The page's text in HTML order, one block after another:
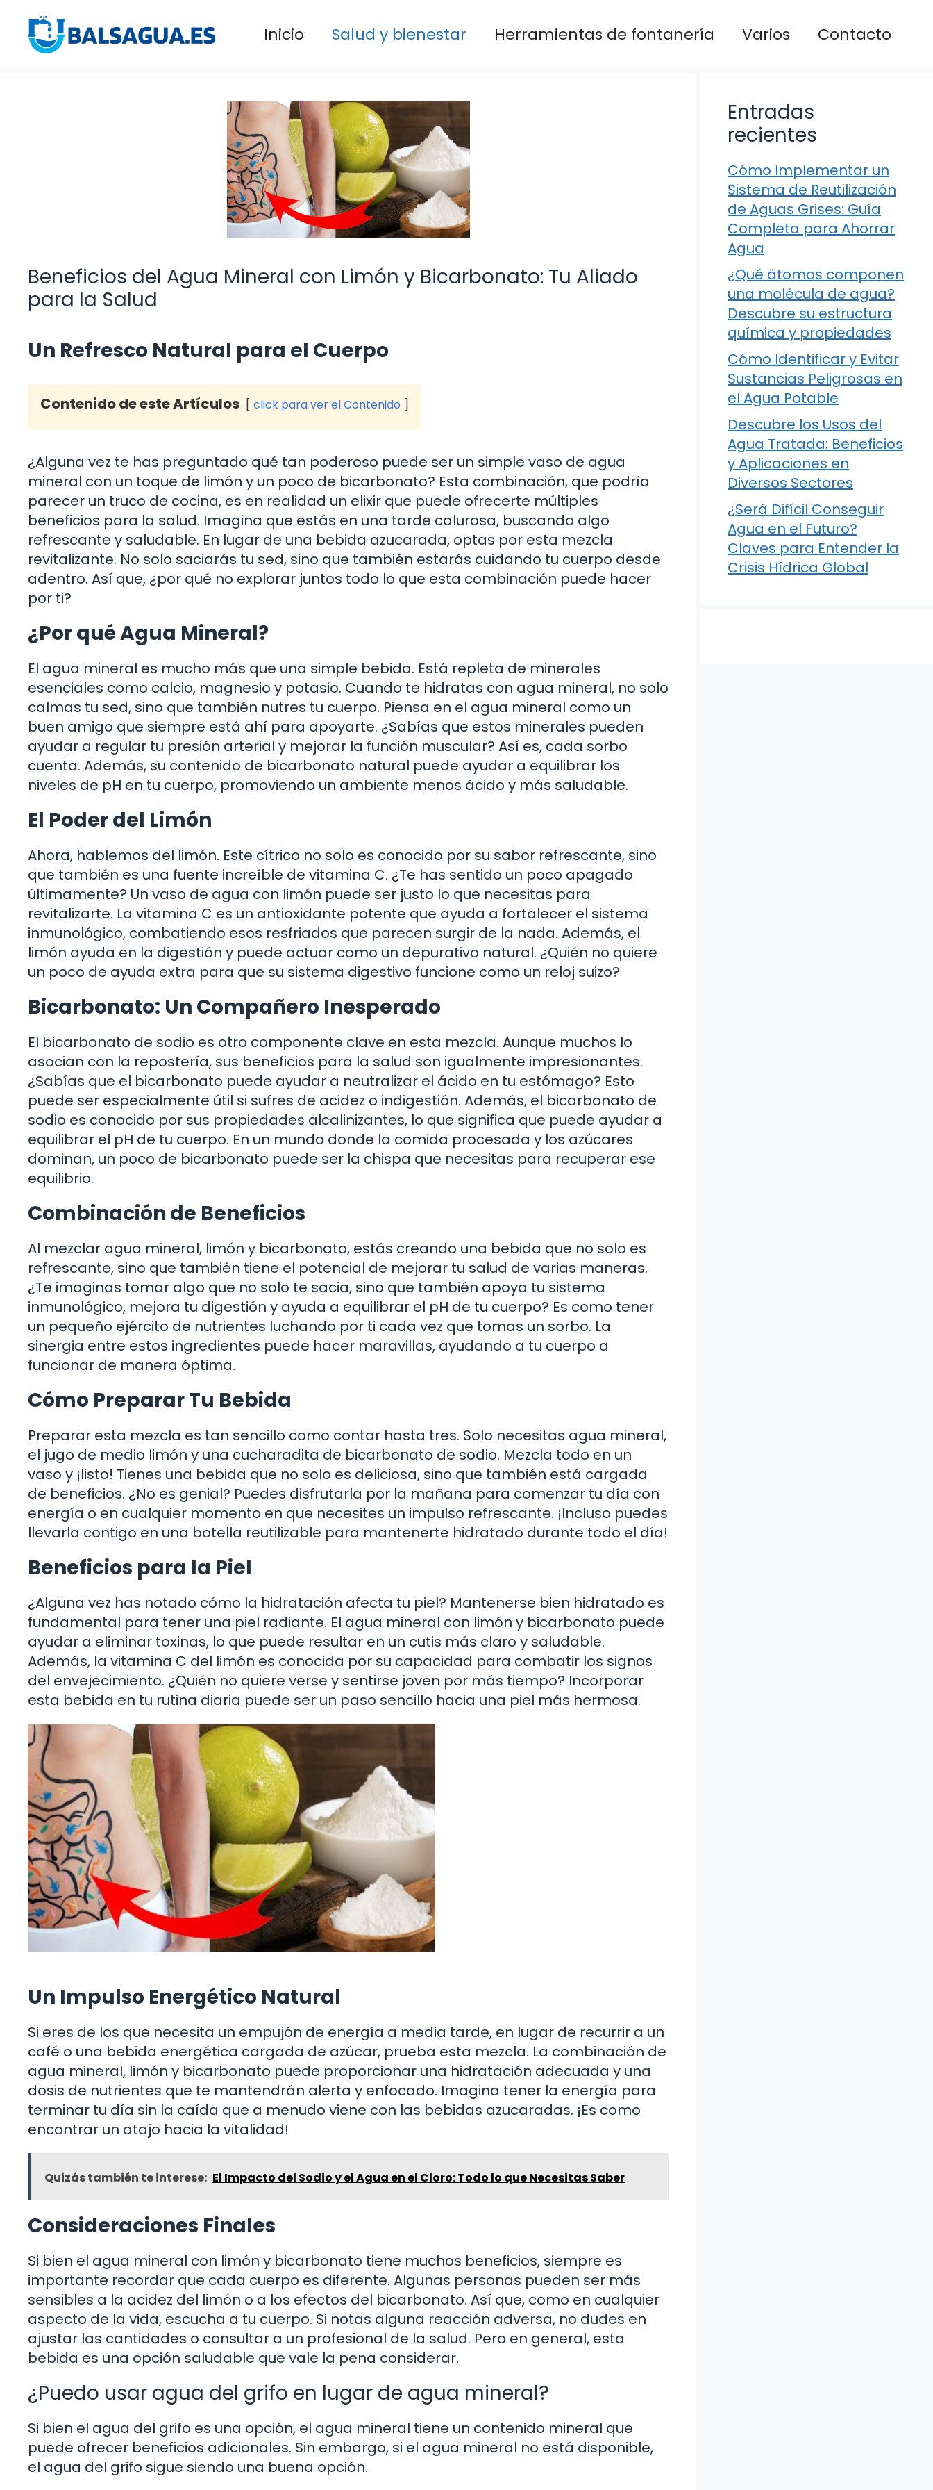
contenido
Inicio Salud y bienestar Herramientas de fontanería Varios Contacto
Beneficios del Agua Mineral con Limón y Bicarbonato: Tu Aliado
para la Salud
Un Refresco Natural para el Cuerpo
Contenido de este Artículos click para ver el Contenido
¿Alguna vez te has preguntado qué tan poderoso puede ser un simple vaso de agua
mineral con un toque de limón y un poco de bicarbonato? Esta combinación, que podría
parecer un truco de cocina, es en realidad un elixir que puede ofrecerte múltiples
beneficios para la salud. Imagina que estás en una tarde calurosa, buscando algo
refrescante y saludable. En lugar de una bebida azucarada, optas por esta mezcla
revitalizante. No solo saciarás tu sed, sino que también estarás cuidando tu cuerpo desde
adentro. Así que, ¿por qué no explorar juntos todo lo que esta combinación puede hacer
por ti?
¿Por qué Agua Mineral?
El agua mineral es mucho más que una simple bebida. Está repleta de minerales
esenciales como calcio, magnesio y potasio. Cuando te hidratas con agua mineral, no solo
calmas tu sed, sino que también nutres tu cuerpo. Piensa en el agua mineral como un
buen amigo que siempre está ahí para apoyarte. ¿Sabías que estos minerales pueden
ayudar a regular tu presión arterial y mejorar la función muscular? Así es, cada sorbo
cuenta. Además, su contenido de bicarbonato natural puede ayudar a equilibrar los
niveles de pH en tu cuerpo, promoviendo un ambiente menos ácido y más saludable.
El Poder del Limón
Ahora, hablemos del limón. Este cítrico no solo es conocido por su sabor refrescante, sino
que también es una fuente increíble de vitamina C. ¿Te has sentido un poco apagado
últimamente? Un vaso de agua con limón puede ser justo lo que necesitas para
revitalizarte. La vitamina C es un antioxidante potente que ayuda a fortalecer el sistema
inmunológico, combatiendo esos resfriados que parecen surgir de la nada. Además, el
limón ayuda en la digestión y puede actuar como un depurativo natural. ¿Quién no quiere
un poco de ayuda extra para que su sistema digestivo funcione como un reloj suizo?
Bicarbonato: Un Compañero Inesperado
El bicarbonato de sodio es otro componente clave en esta mezcla. Aunque muchos lo
asocian con la repostería, sus beneficios para la salud son igualmente impresionantes.
¿Sabías que el bicarbonato puede ayudar a neutralizar el ácido en tu estómago? Esto
puede ser especialmente útil si sufres de acidez o indigestión. Además, el bicarbonato de
sodio es conocido por sus propiedades alcalinizantes, lo que significa que puede ayudar a
equilibrar el pH de tu cuerpo. En un mundo donde la comida procesada y los azúcares
dominan, un poco de bicarbonato puede ser la chispa que necesitas para recuperar ese
equilibrio.
Combinación de Beneficios
Al mezclar agua mineral, limón y bicarbonato, estás creando una bebida que no solo es
refrescante, sino que también tiene el potencial de mejorar tu salud de varias maneras.
¿Te imaginas tomar algo que no solo te sacia, sino que también apoya tu sistema
inmunológico, mejora tu digestión y ayuda a equilibrar el pH de tu cuerpo? Es como tener
un pequeño ejército de nutrientes luchando por ti cada vez que tomas un sorbo. La
sinergia entre estos ingredientes puede hacer maravillas, ayudando a tu cuerpo a
funcionar de manera óptima.
Cómo Preparar Tu Bebida
Preparar esta mezcla es tan sencillo como contar hasta tres. Solo necesitas agua mineral,
el jugo de medio limón y una cucharadita de bicarbonato de sodio. Mezcla todo en un
vaso y ¡listo! Tienes una bebida que no solo es deliciosa, sino que también está cargada
de beneficios. ¿No es genial? Puedes disfrutarla por la mañana para comenzar tu día con
energía o en cualquier momento en que necesites un impulso refrescante. ¡Incluso puedes
llevarla contigo en una botella reutilizable para mantenerte hidratado durante todo el día!
Beneficios para la Piel
¿Alguna vez has notado cómo la hidratación afecta tu piel? Mantenerse bien hidratado es
fundamental para tener una piel radiante. El agua mineral con limón y bicarbonato puede
ayudar a eliminar toxinas, lo que puede resultar en un cutis más claro y saludable.
Además, la vitamina C del limón es conocida por su capacidad para combatir los signos
del envejecimiento. ¿Quién no quiere verse y sentirse joven por más tiempo? Incorporar
esta bebida en tu rutina diaria puede ser un paso sencillo hacia una piel más hermosa.
Un Impulso Energético Natural
Si eres de los que necesita un empujón de energía a media tarde, en lugar de recurrir a un
café o una bebida energética cargada de azúcar, prueba esta mezcla. La combinación de
agua mineral, limón y bicarbonato puede proporcionar una hidratación adecuada y una
dosis de nutrientes que te mantendrán alerta y enfocado. Imagina tener la energía para
terminar tu día sin la caída que a menudo viene con las bebidas azucaradas. ¡Es como
encontrar un atajo hacia la vitalidad!
Quizás también te interese: El Impacto del Sodio y el Agua en el Cloro: Todo lo que Necesitas Saber
Consideraciones Finales
Si bien el agua mineral con limón y bicarbonato tiene muchos beneficios, siempre es
importante recordar que cada cuerpo es diferente. Algunas personas pueden ser más
sensibles a la acidez del limón o a los efectos del bicarbonato. Así que, como en cualquier
aspecto de la vida, escucha a tu cuerpo. Si notas alguna reacción adversa, no dudes en
ajustar las cantidades o consultar a un profesional de la salud. Pero en general, esta
bebida es una opción saludable que vale la pena considerar.
¿Puedo usar agua del grifo en lugar de agua mineral?
Si bien el agua del grifo es una opción, el agua mineral tiene un contenido mineral que
puede ofrecer beneficios adicionales. Sin embargo, si el agua mineral no está disponible,
el agua del grifo sigue siendo una buena opción.
Entradas
recientes
Cómo Implementar un
Sistema de Reutilización
de Aguas Grises: Guía
Completa para Ahorrar
Agua
¿Qué átomos componen
una molécula de agua?
Descubre su estructura
química y propiedades
Cómo Identificar y Evitar
Sustancias Peligrosas en
el Agua Potable
Descubre los Usos del
Agua Tratada: Beneficios
y Aplicaciones en
Diversos Sectores
¿Será Difícil Conseguir
Agua en el Futuro?
Claves para Entender la
Crisis Hídrica Global